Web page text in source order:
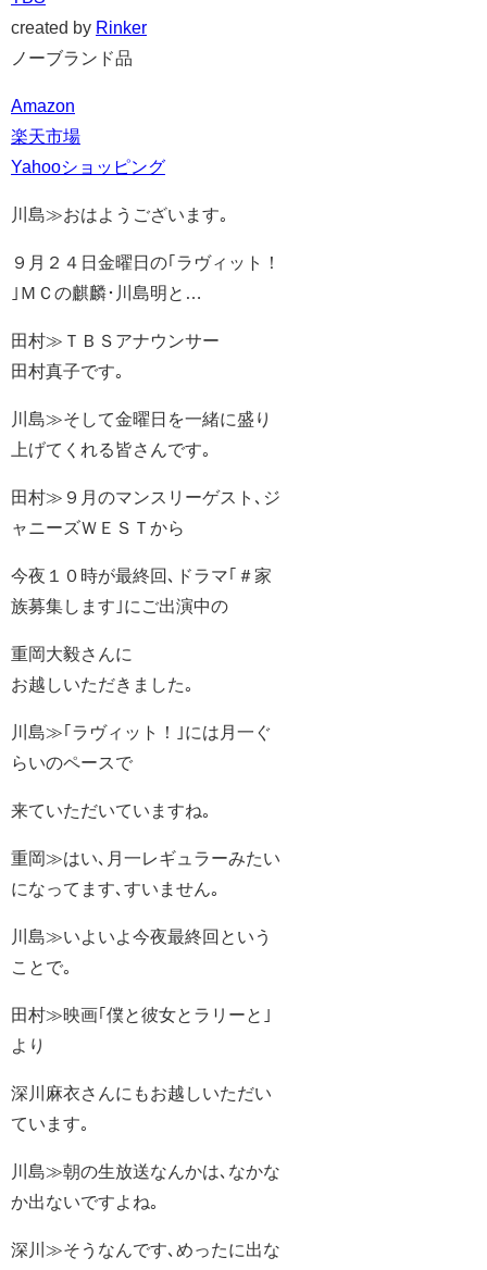
created by Rinker
ノーブランド品
Amazon
楽天市場
Yahooショッピング
川島≫おはようございます｡
９月２４日金曜日の｢ラヴィット！
｣ＭＣの麒麟･川島明と…
田村≫ＴＢＳアナウンサー
田村真子です｡
川島≫そして金曜日を一緒に盛り
上げてくれる皆さんです｡
田村≫９月のマンスリーゲスト､ジ
ャニーズＷＥＳＴから
今夜１０時が最終回､ドラマ｢＃家
族募集します｣にご出演中の
重岡大毅さんに
お越しいただきました｡
川島≫｢ラヴィット！｣には月一ぐ
らいのペースで
来ていただいていますね｡
重岡≫はい､月一レギュラーみたい
になってます､すいません｡
川島≫いよいよ今夜最終回という
ことで｡
田村≫映画｢僕と彼女とラリーと｣
より
深川麻衣さんにもお越しいただい
ています｡
川島≫朝の生放送なんかは､なかな
か出ないですよね｡
深川≫そうなんです､めったに出な